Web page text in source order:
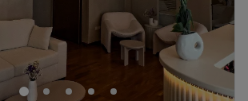
είναι ένα κομμωτήριο που βρίσκεται
μια πληθώρα από υπηρεσίες
και άνετο χώρο. Αποτελεί ιδανική
και όσους επιθυμούν να ανανεώσουν την